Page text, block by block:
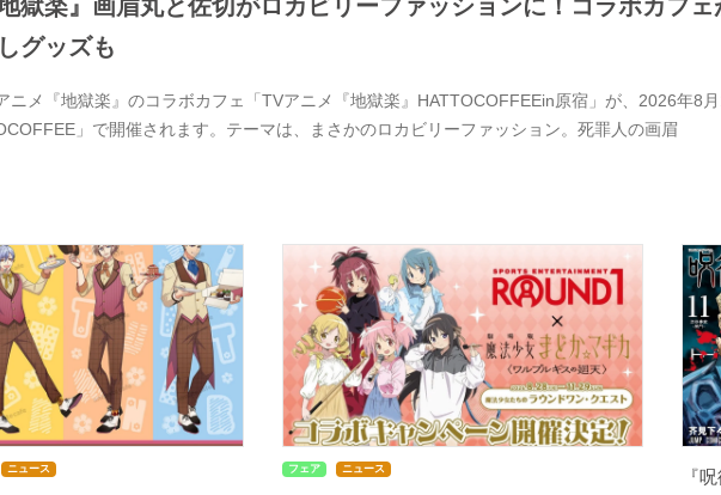
獄楽』画眉丸と佐切がロカビリーファッションに！コラボカフ
グッズも
ニメ『地獄楽』のコラボカフェ「TVアニメ『地獄楽』HATTOCOFFEEin原宿」が、2026年8
」で開催されます。テーマは、まさかのロカビリーファッション。死罪人の画眉
ニュース フェア ニュース
『